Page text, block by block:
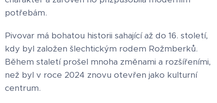
potřebám.
Pivovar má bohatou historii sahající až do 16. století,
kdy byl založen šlechtickým rodem Rožmberků.
Během staletí prošel mnoha změnami a rozšířeními,
než byl v roce 2024 znovu otevřen jako kulturní
centrum.